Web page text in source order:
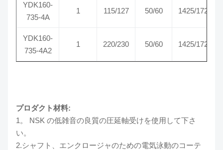
YDK160-
735-4A
1 115/127 50/60 1425/1725
YDK160-
735-4A2
1 220/230 50/60 1425/1725
プロダクト材料:
1。 NSK の低雑音の良質の圧延軸受けを使用して下さ
い。
2.シャフト、エンクロージャのための電気泳動のコーテ